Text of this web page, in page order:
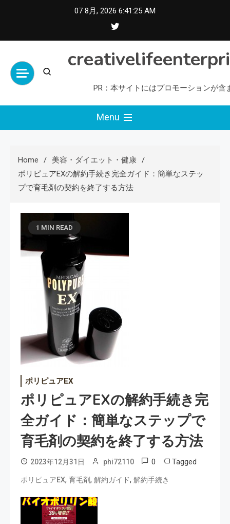
07 8月, 2026 6:41:27 AM
PR：本サイトにはプロモーションが含
Menu
Home
美容・ダイエット・健康
ポリピュアEXの解約手続き完全ガイド：簡単なステッ
プで育毛剤の契約を終了する方法
1 MIN READ
ポリピュアEX
ポリピュアEXの解約手続き完
全ガイド：簡単なステップで
育毛剤の契約を終了する方法
2023年12月31日 phi72110 0 Tagged
ポリピュアEX, 育毛剤, 解約ガイド, 解約手続き